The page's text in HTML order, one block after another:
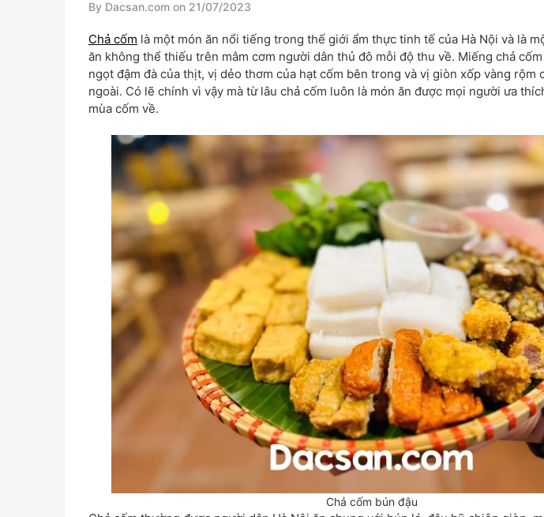
By Dacsan.com on 21/07/2023
Chả cốm là một món ăn nổi tiếng trong thế giới ẩm thực tinh tế của Hà Nội và là
ăn không thể thiếu trên mâm cơm người dân thủ đô mỗi độ thu về. Miếng chả
ngọt đậm đà của thịt, vị dẻo thơm của hạt cốm bên trong và vị giòn xốp vàng rộm
ngoài. Có lẽ chính vì vậy mà từ lâu chả cốm luôn là món ăn được mọi người ưa
mùa cốm về.
Chả cốm bún đậu